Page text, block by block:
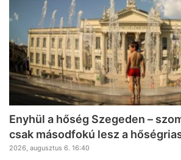
Enyhül a hőség Szegeden –
csak másodfokú lesz a
2026, augusztus 6. 16:40